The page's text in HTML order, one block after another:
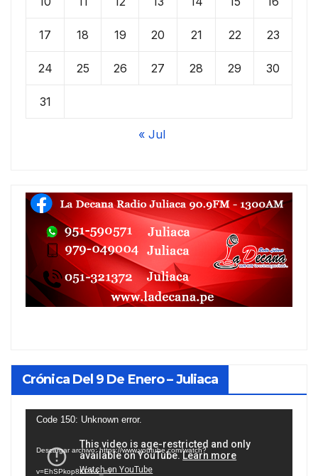
17 18 19 20 21 22 23
24 25 26 27 28 29 30
31
« Jul
Crónica Del 9 De Enero – Juliaca
Reproductor
vídeo
Code 150: Unknown error.
Descargar archivo: https://www.youtube.com/watch?
v=EhSPkop8KPY&_=1